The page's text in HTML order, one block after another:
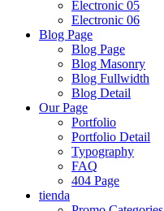
Electronic 05
Electronic 06
Blog Page
Blog Page
Blog Masonry
Blog Fullwidth
Blog Detail
Our Page
Portfolio
Portfolio Detail
Typography
FAQ
404 Page
tienda